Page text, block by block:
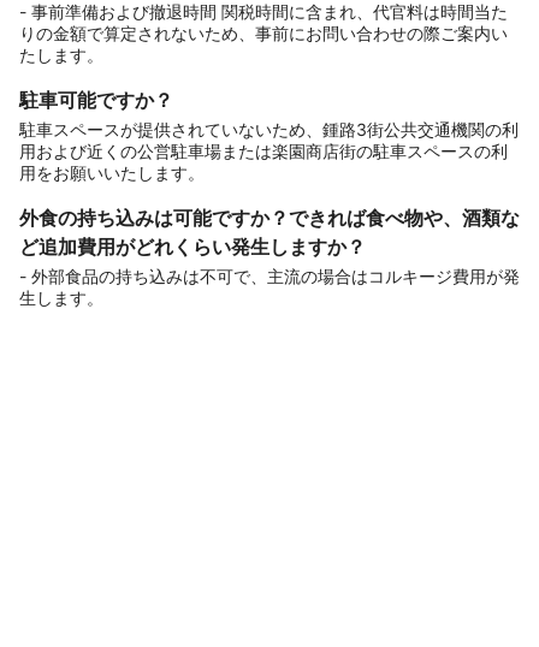
- 事前準備および撤退時間 関税時間に含まれ、代官料は時間当た
りの金額で算定されないため、事前にお問い合わせの際ご案内い
たします。
駐車可能ですか？
駐車スペースが提供されていないため、鍾路3街公共交通機関の利
用および近くの公営駐車場または楽園商店街の駐車スペースの利
用をお願いいたします。
外食の持ち込みは可能ですか？できれば食べ物や、酒類な
ど追加費用がどれくらい発生しますか？
- 外部食品の持ち込みは不可で、主流の場合はコルキージ費用が発
生します。